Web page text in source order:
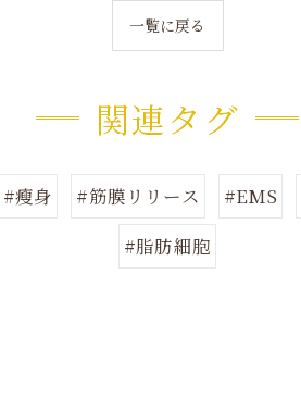
一覧に戻る
関連タグ
#瘦身 #筋膜リリース #EMS
#脂肪細胞